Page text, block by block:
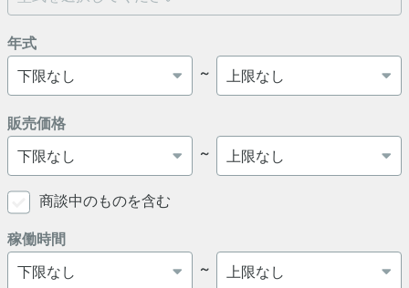
年式
～
販売価格
～
商談中のものを含む
稼働時間
～